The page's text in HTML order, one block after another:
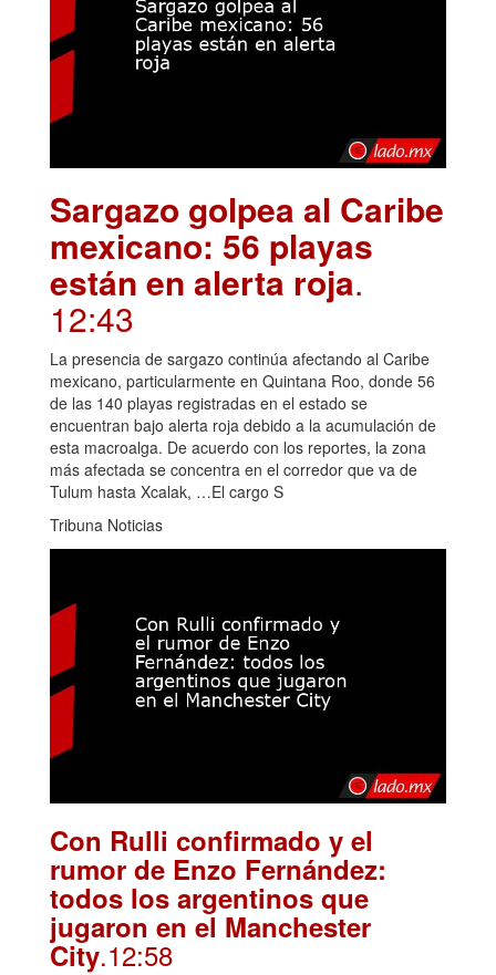
Sargazo golpea al Caribe
mexicano: 56 playas
están en alerta roja.
12:43
La presencia de sargazo continúa afectando al Caribe
mexicano, particularmente en Quintana Roo, donde 56
de las 140 playas registradas en el estado se
encuentran bajo alerta roja debido a la acumulación de
esta macroalga. De acuerdo con los reportes, la zona
más afectada se concentra en el corredor que va de
Tulum hasta Xcalak, …El cargo S
Tribuna Noticias
Con Rulli confirmado y el
rumor de Enzo Fernández:
todos los argentinos que
jugaron en el Manchester
City.12:58